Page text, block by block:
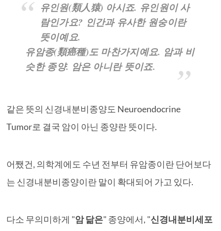
유인원(類人猿) 아시죠. 유인원이 사
람인가요? 인간과 유사한 원숭이란
뜻이예요.
유암종(類癌種)도 마찬가지예요. 암과 비
슷한 종양. 암은 아니란 뜻이죠.
같은 뜻의 신경내분비종양도 Neuroendocrine
Tumor로 결국 암이 아닌 종양란 뜻이다.
어쨌건, 의학계에도 수년 전부터 유암종이란 단어보다
는 신경내분비종양이란 말이 확대되어 가고 있다.
다소 무의미하게 "암 닮은" 종양에서, "신경내분비세포